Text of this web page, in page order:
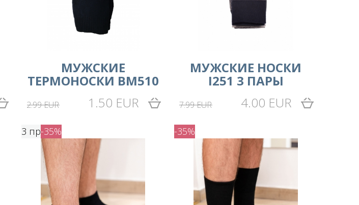
МУЖСКИЕ
ТЕРМОНОСКИ BM510
2.99 EUR 1.50 EUR
MУЖСКИЕ НОСКИ
I251 3 ПАРЫ
7.99 EUR 4.00 EUR
3 пр-35% -35%